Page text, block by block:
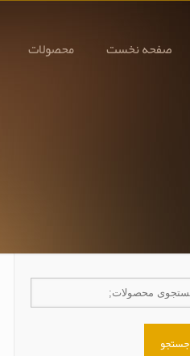
صفحه نخست محصولات
جستجو